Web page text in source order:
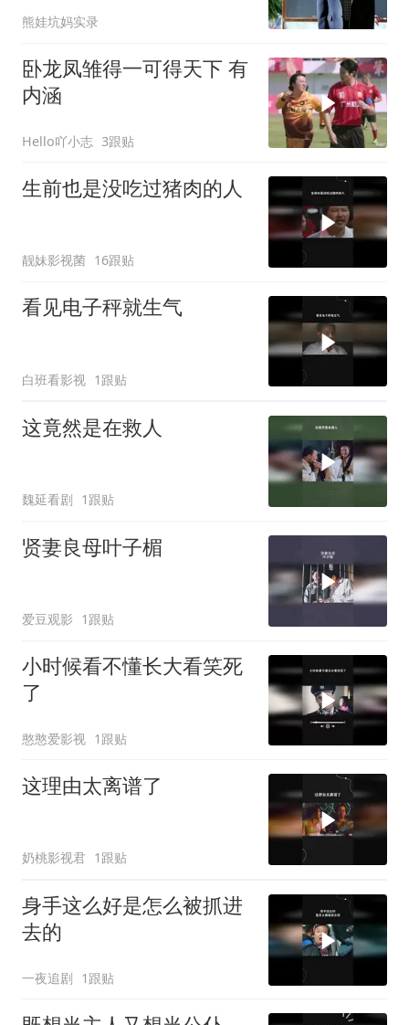
熊娃坑妈实录
卧龙凤雏得一可得天下 有
内涵
Hello吖小志 3跟贴
生前也是没吃过猪肉的人
靓妹影视菌 16跟贴
看见电子秤就生气
白班看影视 1跟贴
这竟然是在救人
魏延看剧 1跟贴
贤妻良母叶子楣
爱豆观影 1跟贴
小时候看不懂长大看笑死
了
憨憨爱影视 1跟贴
这理由太离谱了
奶桃影视君 1跟贴
身手这么好是怎么被抓进
去的
一夜追剧 1跟贴